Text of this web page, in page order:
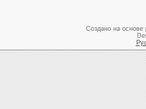
Создано на основе